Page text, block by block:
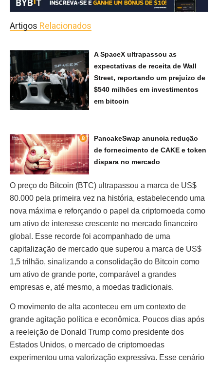
Artigos Relacionados
A SpaceX ultrapassou as
expectativas de receita de Wall
Street, reportando um prejuízo de
$540 milhões em investimentos
em bitcoin
PancakeSwap anuncia redução
de fornecimento de CAKE e token
dispara no mercado
O preço do Bitcoin (BTC) ultrapassou a marca de US$
80.000 pela primeira vez na história, estabelecendo uma
nova máxima e reforçando o papel da criptomoeda como
um ativo de interesse crescente no mercado financeiro
global. Esse recorde foi acompanhado de uma
capitalização de mercado que superou a marca de US$
1,5 trilhão, sinalizando a consolidação do Bitcoin como
um ativo de grande porte, comparável a grandes
empresas e, até mesmo, a moedas tradicionais.
O movimento de alta aconteceu em um contexto de
grande agitação política e econômica. Poucos dias após
a reeleição de Donald Trump como presidente dos
Estados Unidos, o mercado de criptomoedas
experimentou uma valorização expressiva. Esse cenário